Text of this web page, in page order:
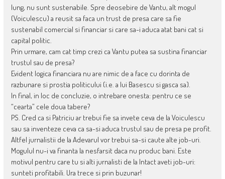
lung, nu sunt sustenabile. Spre deosebire de Vantu, alt mogul
(Voiculescu) a reusit sa faca un trust de presa care sa fie
sustenabil comercial si financiar si care sa-i aduca atat bani cat si
capital politic.
Prin urmare, cam cat timp crezi ca Vantu putea sa sustina financiar
trustul sau de presa?
Evident logica financiara nu are nimic de a face cu dorinta de
razbunare si prostia politicului (i.e. a lui Basescu si gasca sa).
In final, in loc de concluzie, o intrebare onesta: pentru ce se
“cearta” cele doua tabere?
PS. Cred ca si Patriciu ar trebui fie sa invete ceva de la Voiculescu
sau sa inventeze ceva ca sa-si aduca trustul sau de presa pe profit.
Altfel jurnalistii de la Adevarul vor trebui sa-si caute alte job-uri.
Mogulul nu-i va finanta la nesfarsit daca nu produc bani. Este
motivul pentru care tu si alti jurnalisti de la Intact aveti job-uri:
sunteti profitabili. Ura trece si prin buzunar!